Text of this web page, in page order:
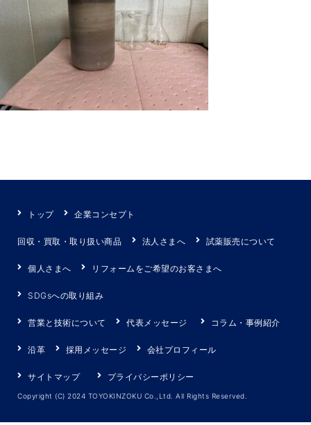
トップ 企業コンセプト
回収・買取・取り扱い商品 法人さまへ 試薬販売について
個人さまへ リフォームをご希望のお客さまへ
SDGsへの取り組み
営業と技術について 代表メッセージ コラム・事例紹介
沿革 採用メッセージ 会社プロフィール
サイトマップ プライバシーポリシー
Copyright (C) 2024 TOYOKINZOKU Co.,Ltd. All Rights Reserved.